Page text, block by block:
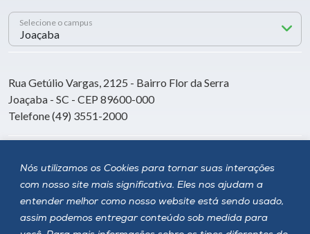
Nós utilizamos os Cookies para tornar suas interações
com nosso site mais significativa. Eles nos ajudam a
entender melhor como nosso website está sendo usado,
assim podemos entregar conteúdo sob medida para
Selecione o campus
Rua Getúlio Vargas, 2125 - Bairro Flor da Serra
Joaçaba - SC - CEP 89600-000
Telefone (49) 3551-2000
Siga a Unoesc